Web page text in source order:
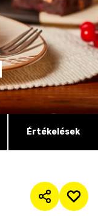
Értékelések